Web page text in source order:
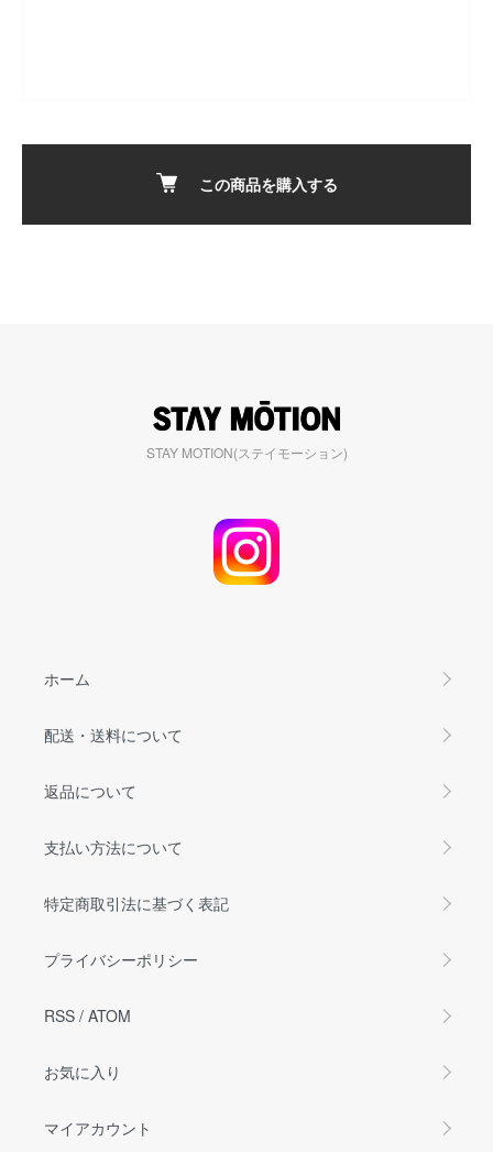
この商品を購入する
STAY MOTION(ステイモーション)
ホーム
配送・送料について
返品について
支払い方法について
特定商取引法に基づく表記
プライバシーポリシー
RSS / ATOM
お気に入り
マイアカウント